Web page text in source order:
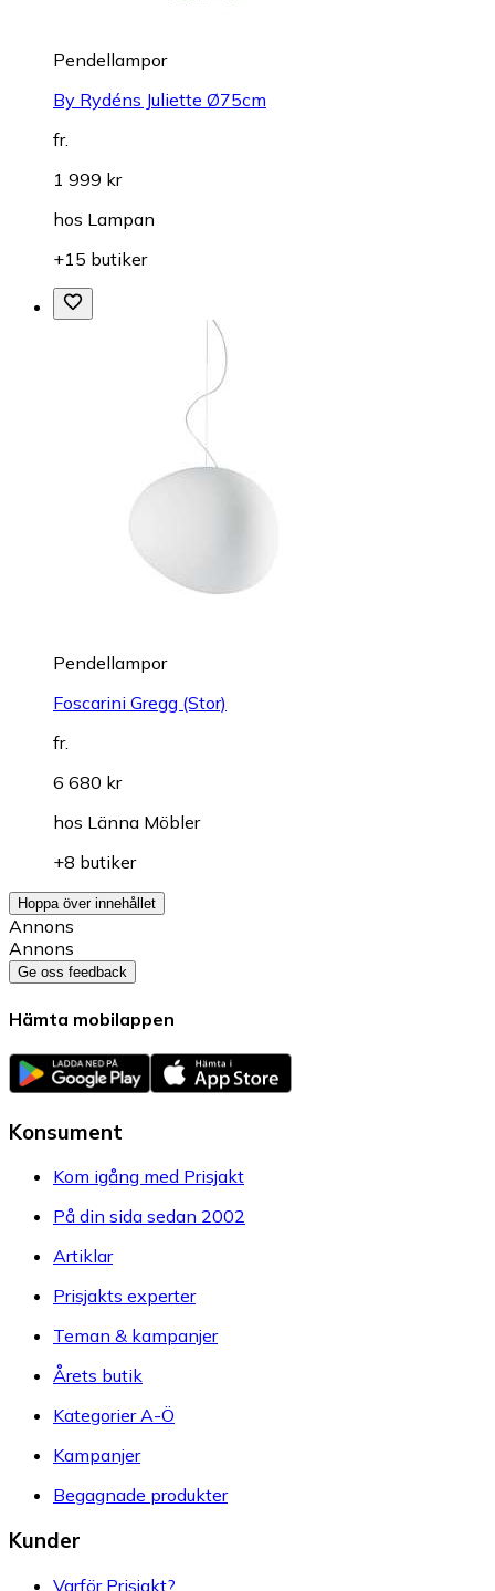
Pendellampor
By Rydéns Juliette Ø75cm
fr.
1 999 kr
hos Lampan
+15 butiker
Pendellampor
Foscarini Gregg (Stor)
fr.
6 680 kr
hos Länna Möbler
+8 butiker
Hoppa över innehållet
Annons
Annons
Ge oss feedback
Hämta mobilappen
Konsument
Kom igång med Prisjakt
På din sida sedan 2002
Artiklar
Prisjakts experter
Teman & kampanjer
Årets butik
Kategorier A-Ö
Kampanjer
Begagnade produkter
Kunder
Varför Prisjakt?